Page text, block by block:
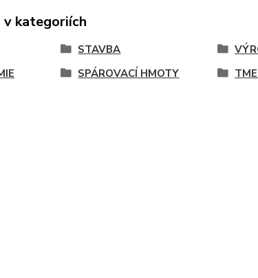
v kategoriích
STAVBA
SPÁROVACÍ HMOTY